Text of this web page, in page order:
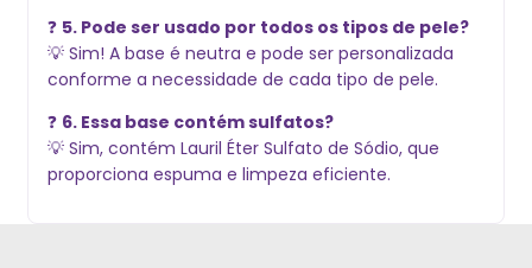
❓ 5. Pode ser usado por todos os tipos de pele?
💡 Sim! A base é neutra e pode ser personalizada
conforme a necessidade de cada tipo de pele.
❓ 6. Essa base contém sulfatos?
💡 Sim, contém Lauril Éter Sulfato de Sódio, que
proporciona espuma e limpeza eficiente.